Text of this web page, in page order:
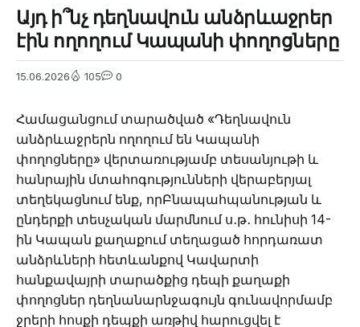
Այդ ի՞նչ դեղնավուն անձրևաջրեր
էին ողողում Կապանի փողոցները
15.06.2026 105 0
Համացանցում տարածված «Դեղնավուն
անձրևաջրերն ողողում են Կապանի
փողոցները» վերտառությամբ տեսանյութի և
հանրային մտահոգությունների վերաբերյալ
տեղեկացնում ենք, որԲնապահպանության և
ընդերքի տեսչական մարմնում ս․թ․ հունիսի 14-
ին Կապան քաղաքում տեղացած հորդառատ
անձրևների հետևանքով Կավարտի
հանքավայրի տարածքից դեպի քաղաքի
փողոցներ դեղնանարնջագույն գունավորմամբ
ջրերի հոսքի դեպքի առթիվ հարուցվել է